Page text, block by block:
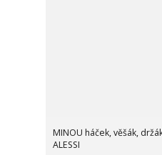
MINOU háček, věšák,
ALESSI